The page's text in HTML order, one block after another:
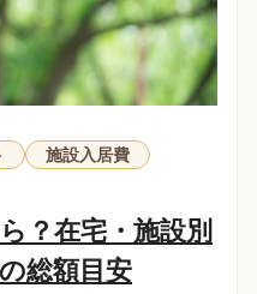
施設入居費
？在宅・施設別
総額目安